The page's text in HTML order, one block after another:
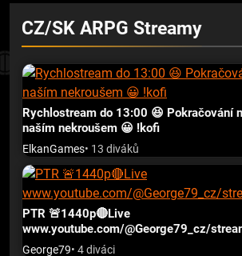
CZ/SK ARPG Streamy
Rychlostream do 13:00 😆 Pokračování
naším nekroušem 😀 !kofi
ElkanGames• 13 diváků
PTR 🚨1440p🔴Live
www.youtube.com/@George79_cz/
George79• 4 diváci